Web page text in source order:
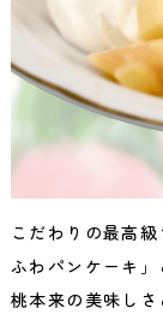
こだわりの最高
ふわパンケーキ」
桃本来の美味し